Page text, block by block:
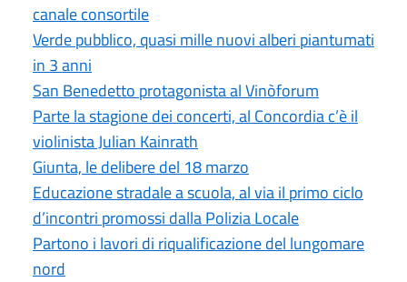
canale consortile
Verde pubblico, quasi mille nuovi alberi piantumati
in 3 anni
San Benedetto protagonista al Vinòforum
Parte la stagione dei concerti, al Concordia c’è il
violinista Julian Kainrath
Giunta, le delibere del 18 marzo
Educazione stradale a scuola, al via il primo ciclo
d’incontri promossi dalla Polizia Locale
Partono i lavori di riqualificazione del lungomare
nord